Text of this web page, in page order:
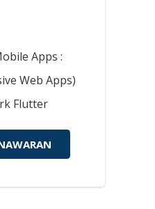
Apps :
Web Apps)
Flutter